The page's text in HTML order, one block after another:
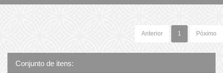
Anterior 1 Póximo
Conjunto de itens: